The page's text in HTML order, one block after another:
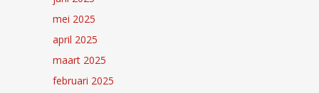
mei 2025
april 2025
maart 2025
februari 2025